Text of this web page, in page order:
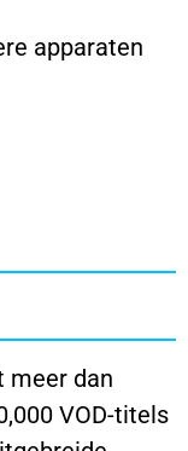
apparaten
meer dan
VOD-titels